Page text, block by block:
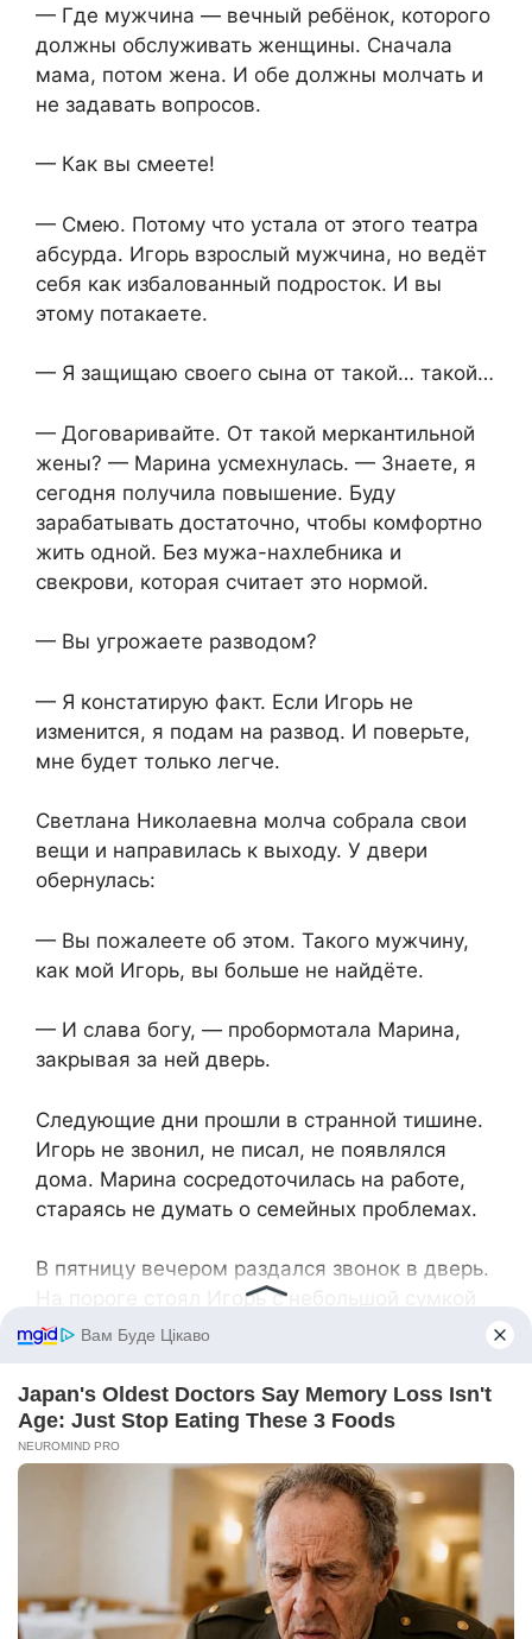
— Где мужчина — вечный ребёнок, которого
должны обслуживать женщины. Сначала
мама, потом жена. И обе должны молчать и
не задавать вопросов.
— Как вы смеете!
— Смею. Потому что устала от этого театра
абсурда. Игорь взрослый мужчина, но ведёт
себя как избалованный подросток. И вы
этому потакаете.
— Я защищаю своего сына от такой… такой…
— Договаривайте. От такой меркантильной
жены? — Марина усмехнулась. — Знаете, я
сегодня получила повышение. Буду
зарабатывать достаточно, чтобы комфортно
жить одной. Без мужа-нахлебника и
свекрови, которая считает это нормой.
— Вы угрожаете разводом?
— Я констатирую факт. Если Игорь не
изменится, я подам на развод. И поверьте,
мне будет только легче.
Светлана Николаевна молча собрала свои
вещи и направилась к выходу. У двери
обернулась:
— Вы пожалеете об этом. Такого мужчину,
как мой Игорь, вы больше не найдёте.
— И слава богу, — пробормотала Марина,
закрывая за ней дверь.
Следующие дни прошли в странной тишине.
Игорь не звонил, не писал, не появлялся
дома. Марина сосредоточилась на работе,
стараясь не думать о семейных проблемах.
В пятницу вечером раздался звонок в дверь.
На пороге стоял Игорь с небольшой сумкой
вещей.
— Можно войти? — спросил он тихо.
— Конечно, это и твой дом тоже, — Марина
отступила в сторону.
Они сели в гостиной. Игорь выглядел
помятым и уставшим.
— Я много думал эти дни, — начал он. — И